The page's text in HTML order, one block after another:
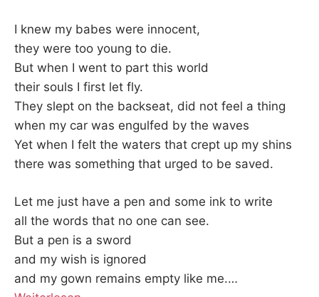
I knew my babes were innocent,
they were too young to die.
But when I went to part this world
their souls I first let fly.
They slept on the backseat, did not feel a thing
when my car was engulfed by the waves
Yet when I felt the waters that crept up my shins
there was something that urged to be saved.
Let me just have a pen and some ink to write
all the words that no one can see.
But a pen is a sword
and my wish is ignored
and my gown remains empty like me.…